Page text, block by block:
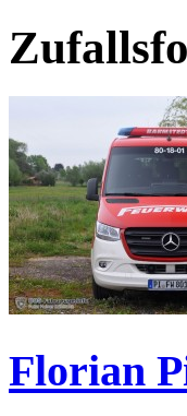
Florian